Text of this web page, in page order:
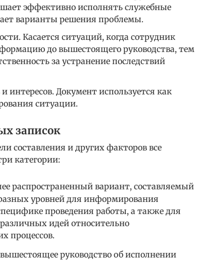
эффективно исполнять служебные
варианты решения проблемы.
Касается ситуаций, когда сотрудник
до вышестоящего руководства, тем
за устранение последствий
интересов. Документ используется как
ситуации.
записок
составления и других факторов все
категории:
распространенный вариант, составляемый
уровней для информирования
проведения работы, а также для
идей относительно
процессов.
руководство об исполнении